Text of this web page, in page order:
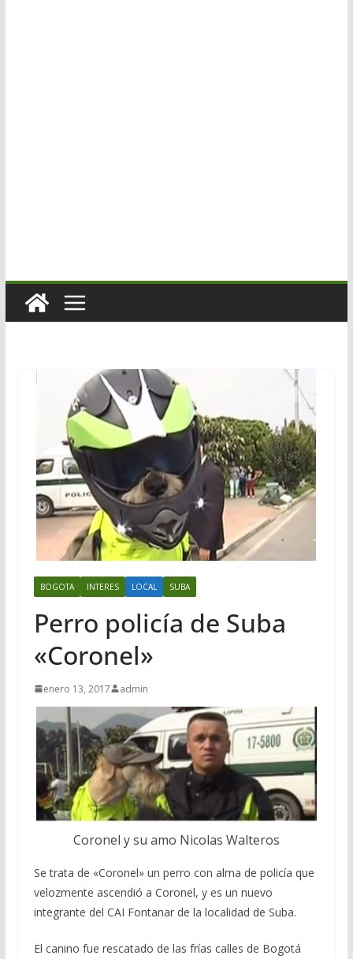
BOGOTA INTERES LOCAL SUBA
Perro policía de Suba
«Coronel»
enero 13, 2017 admin
Coronel y su amo Nicolas Walteros
Se trata de «Coronel» un perro con alma de policía que
velozmente ascendió a Coronel, y es un nuevo
integrante del CAI Fontanar de la localidad de Suba.
El canino fue rescatado de las frías calles de Bogotá